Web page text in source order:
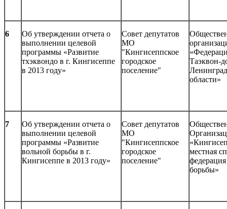
6
Об утверждении отчета о
выполнении целевой
программы «Развитие
тхэквондо в г. Кингисеппе
в 2013 году»
Совет депутатов
МО
"Кингисеппское
городское
поселение"
Таэквон-
области»
7
Об утверждении отчета о
выполнении целевой
программы «Развитие
вольной борьбы в г.
Кингисеппе в 2013 году»
Совет депутатов
МО
"Кингисеппское
городское
поселение"
местная
борьбы»